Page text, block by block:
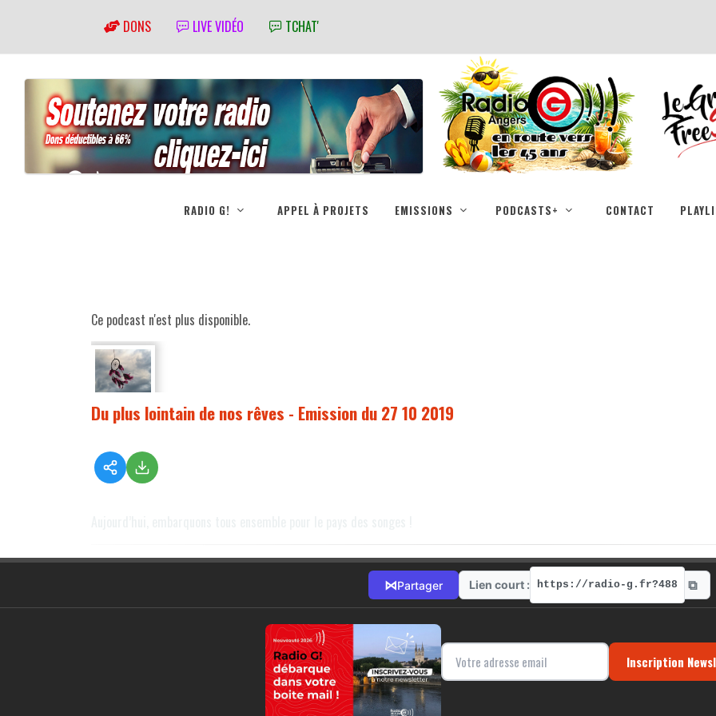
DONS LIVE VIDÉO TCHAT'
RADIO G! APPEL À PROJETS EMISSIONS PODCASTS+ CONTACT
Ce podcast n'est plus disponible.
Du plus lointain de nos rêves - Emission du 27 10 2019
⋈Partager Lien court : https://radio-g.fr?488 ⧉
Inscription